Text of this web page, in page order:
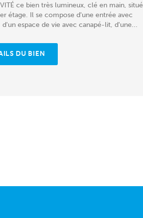
ce bien très lumineux, clé en main, situé
étage. Il se compose d'une entrée avec
d'un espace de vie avec canapé-lit, d'une...
DU BIEN